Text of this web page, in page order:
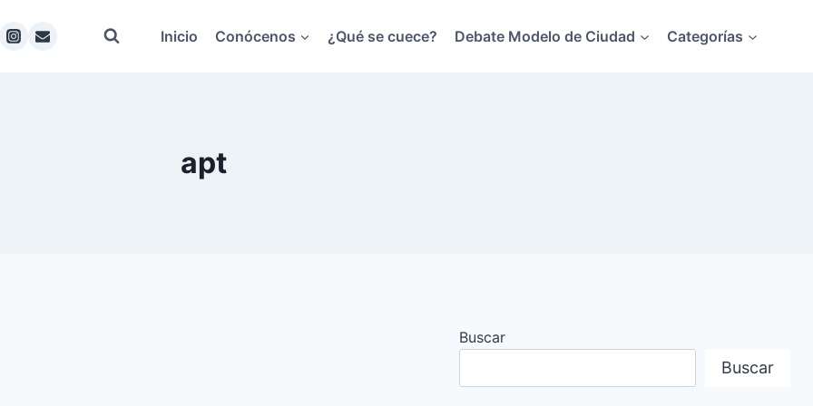
Inicio Conócenos ¿Qué se cuece? Debate Modelo de Ciudad Categorías
apt
Buscar
Buscar